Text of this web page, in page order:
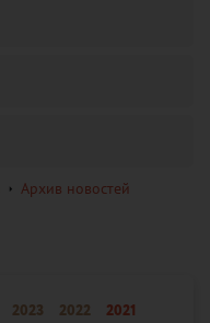
Архив новостей
2023 2022
2021